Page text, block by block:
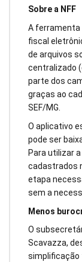
Sobre a NFF
A ferramenta
fiscal
de arquivos
centralizado
parte dos
graças ao
SEF/MG.
O aplicativo
pode ser
Para utilizar
cadastrados
etapa
sem a
Menos
O
Scavazza,
simplificação